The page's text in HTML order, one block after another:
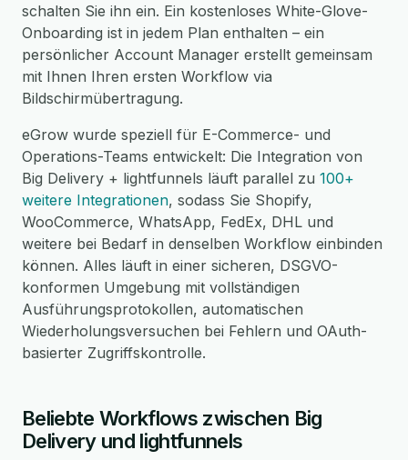
schalten Sie ihn ein. Ein kostenloses White-Glove-
Onboarding ist in jedem Plan enthalten – ein
persönlicher Account Manager erstellt gemeinsam
mit Ihnen Ihren ersten Workflow via
Bildschirmübertragung.
eGrow wurde speziell für E-Commerce- und
Operations-Teams entwickelt: Die Integration von
Big Delivery + lightfunnels läuft parallel zu 100+
weitere Integrationen, sodass Sie Shopify,
WooCommerce, WhatsApp, FedEx, DHL und
weitere bei Bedarf in denselben Workflow einbinden
können. Alles läuft in einer sicheren, DSGVO-
konformen Umgebung mit vollständigen
Ausführungsprotokollen, automatischen
Wiederholungsversuchen bei Fehlern und OAuth-
basierter Zugriffskontrolle.
Beliebte Workflows zwischen Big
Delivery und lightfunnels